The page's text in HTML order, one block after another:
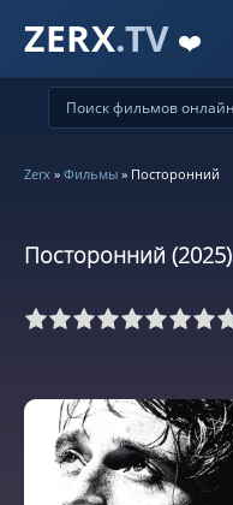
ZERX.TV ❤️
Zerx » Фильмы » Посторонний
Посторонний (2025)
6 7 8 9 10